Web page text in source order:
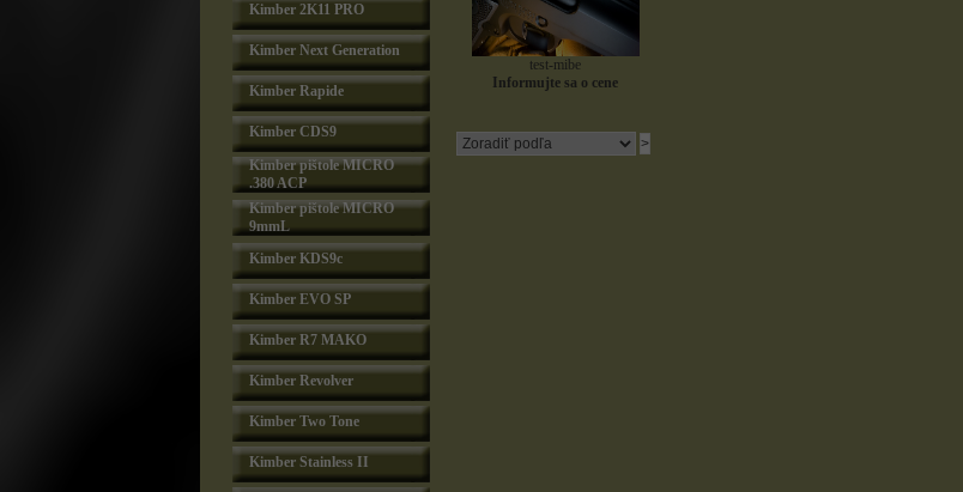
Kimber 2K11 PRO
Kimber Next Generation
Kimber Rapide
Kimber CDS9
Kimber pištole MICRO
.380 ACP
Kimber pištole MICRO
9mmL
Kimber KDS9c
Kimber EVO SP
Kimber R7 MAKO
Kimber Revolver
Kimber Two Tone
Kimber Stainless II
test-mibe
Informujte sa o cene